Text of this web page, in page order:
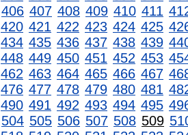
406 407 408 409 410 411
420 421 422 423 424 425
434 435 436 437 438 439
448 449 450 451 452 453
462 463 464 465 466 467
476 477 478 479 480 481
490 491 492 493 494 495
504 505 506 507 508 509